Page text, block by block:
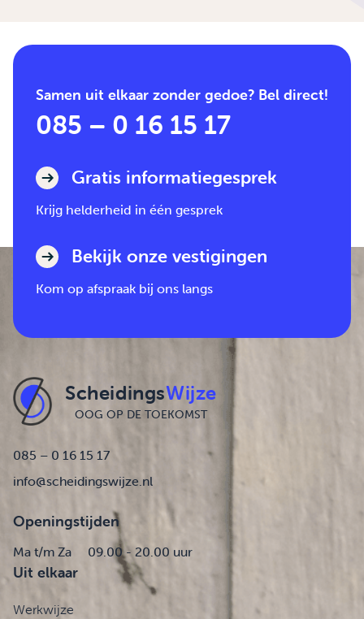
Samen uit elkaar zonder gedoe? Bel direct!
085 – 0 16 15 17
Gratis informatiegesprek
Krijg helderheid in één gesprek
Bekijk onze vestigingen
Kom op afspraak bij ons langs
ScheidingsWijze
OOG OP DE TOEKOMST
085 – 0 16 15 17
info@scheidingswijze.nl
Openingstijden
Ma t/m Za 09.00 - 20.00 uur
Uit elkaar
Werkwijze